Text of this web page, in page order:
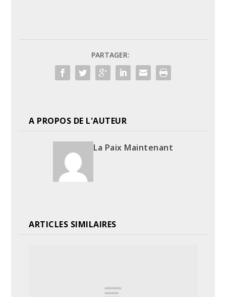
PARTAGER:
A PROPOS DE L'AUTEUR
La Paix Maintenant
ARTICLES SIMILAIRES